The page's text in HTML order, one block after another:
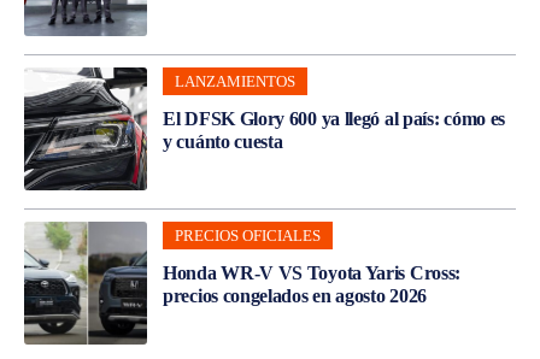
LANZAMIENTOS
El DFSK Glory 600 ya llegó al país: cómo es
y cuánto cuesta
PRECIOS OFICIALES
Honda WR-V VS Toyota Yaris Cross:
precios congelados en agosto 2026